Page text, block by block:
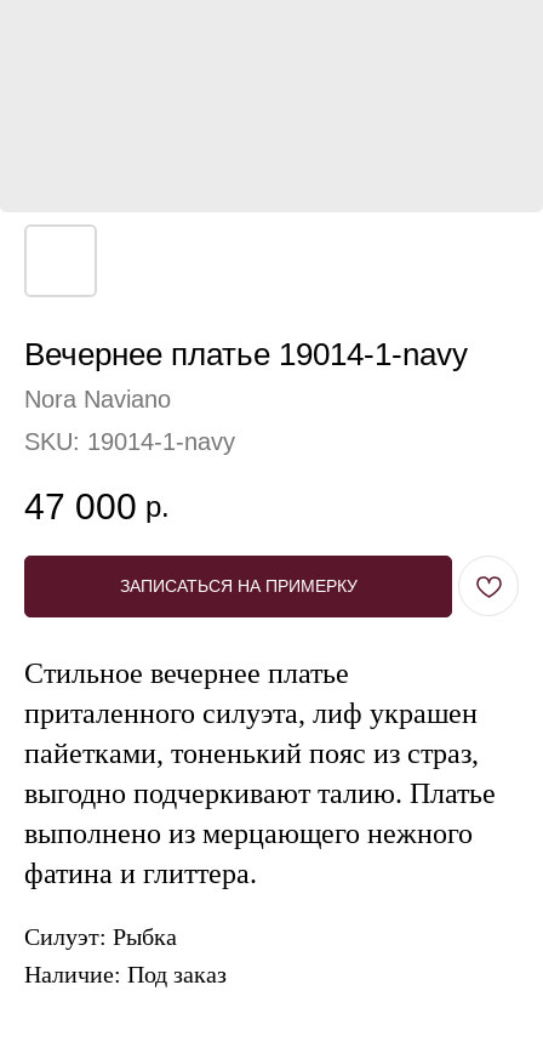
ПОЗВОНИТЬ ЗАПИСАТЬСЯ
Вечернее платье 19014-1-navy
Nora Naviano
SKU: 19014-1-navy
47 000 р.
ЗАПИСАТЬСЯ НА ПРИМЕРКУ
Стильное вечернее платье
приталенного силуэта, лиф украшен
пайетками, тоненький пояс из страз,
выгодно подчеркивают талию. Платье
выполнено из мерцающего нежного
фатина и глиттера.
Силуэт: Рыбка
Наличие: Под заказ